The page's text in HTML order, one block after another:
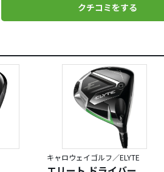
クチコミをする
キャロウェイゴルフ／ELYTE